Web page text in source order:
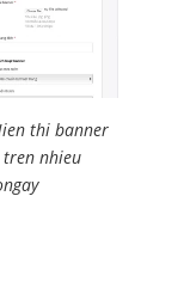
thi banner
tren nhieu